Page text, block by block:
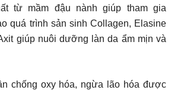
từ mầm đậu nành giúp tham gia
quá trình sản sinh Collagen, Elasine
giúp nuôi dưỡng làn da ẩm mịn và
chống oxy hóa, ngừa lão hóa được